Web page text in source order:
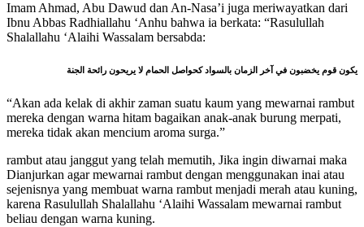
Imam Ahmad, Abu Dawud dan An-Nasa’i juga meriwayatkan dari
Ibnu Abbas Radhiallahu ‘Anhu bahwa ia berkata: “Rasulullah
Shalallahu ‘Alaihi Wassalam bersabda:
يكون قوم يخضبون في آخر الزمان بالسواد كحواصل الحمام لا يريحون رائحة الجنة
“Akan ada kelak di akhir zaman suatu kaum yang mewarnai rambut
mereka dengan warna hitam bagaikan anak-anak burung merpati,
mereka tidak akan mencium aroma surga.”
rambut atau janggut yang telah memutih, Jika ingin diwarnai maka
Dianjurkan agar mewarnai rambut dengan menggunakan inai atau
sejenisnya yang membuat warna rambut menjadi merah atau kuning,
karena Rasulullah Shalallahu ‘Alaihi Wassalam mewarnai rambut
beliau dengan warna kuning.